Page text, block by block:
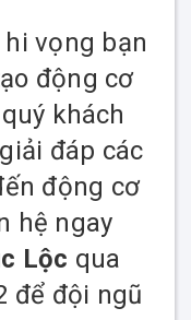
hi vọng bạn
động cơ
khách
đáp các
động cơ
hệ ngay
Lộc qua
để đội ngũ